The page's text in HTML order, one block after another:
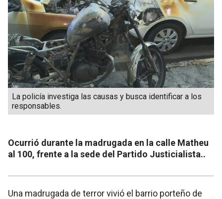
La policía investiga las causas y busca identificar a los
responsables.
Ocurrió durante la madrugada en la calle Matheu
al 100, frente a la sede del Partido Justicialista..
Una madrugada de terror vivió el barrio porteño de